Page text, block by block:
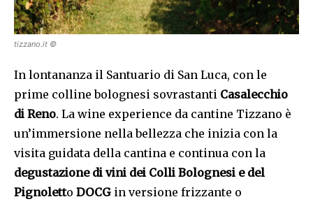
tizzano.it ©
In lontananza il Santuario di San Luca, con le
prime colline bolognesi sovrastanti Casalecchio
di Reno. La wine experience da cantine Tizzano è
un’immersione nella bellezza che inizia con la
visita guidata della cantina e continua con la
degustazione di vini dei Colli Bolognesi e del
Pignoletto DOCG in versione frizzante o